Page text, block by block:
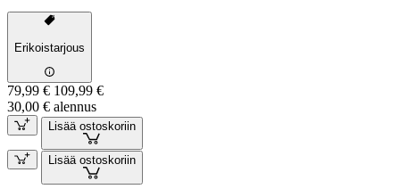
Erikoistarjous
79,99 € 109,99 €
30,00 € alennus
Lisää ostoskoriin
Lisää ostoskoriin